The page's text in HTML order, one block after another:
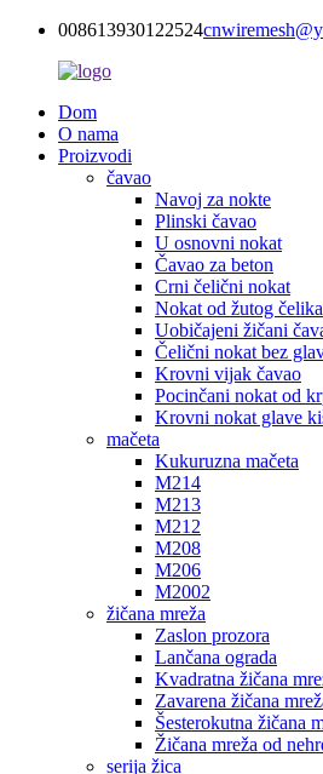
008613930122524
Dom
O nama
Proizvodi
čavao
Navoj za nokte
Plinski čavao
U osnovni nokat
Čavao za beton
Crni čelični nokat
Nokat od žutog čelika
Uobičajeni žičani
Čelični nokat bez
Krovni vijak čavao
Pocinčani nokat od
Krovni nokat glave
mačeta
Kukuruzna mačeta
M214
M213
M212
M208
M206
M2002
žičana mreža
Zaslon prozora
Lančana ograda
Kvadratna žičana
Zavarena žičana
Šesterokutna žičana
Žičana mreža od
serija žica